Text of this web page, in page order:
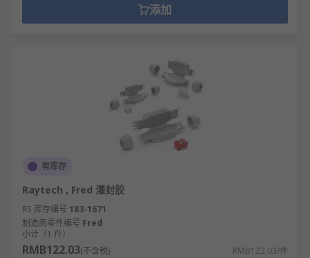
添加
有库存
Raytech , Fred 灌封胶
RS 库存编号 183-1671
制造商零件编号 Fred
小计（1 件）
RMB122.03(不含税) RMB122.03/件